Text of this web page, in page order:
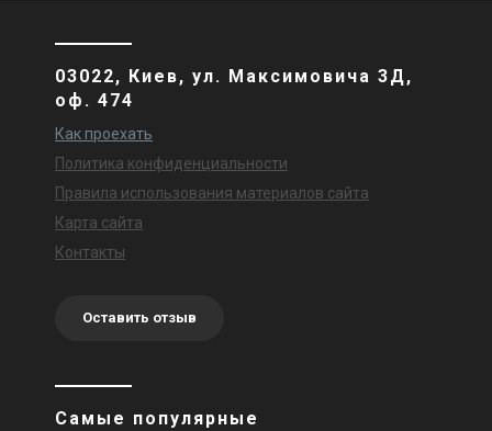
03022, Киев, ул. Максимовича 3Д,
оф. 474
Как проехать
Политика конфиденциальности
Правила использования материалов сайта
Карта сайта
Контакты
Оставить отзыв
Самые популярные